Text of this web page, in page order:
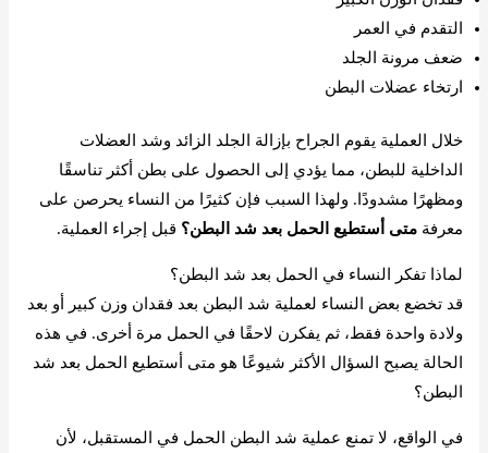
التقدم في العمر
ضعف مرونة الجلد
ارتخاء عضلات البطن
خلال العملية يقوم الجراح بإزالة الجلد الزائد وشد العضلات
الداخلية للبطن، مما يؤدي إلى الحصول على بطن أكثر تناسقًا
ومظهرًا مشدودًا. ولهذا السبب فإن كثيرًا من النساء يحرصن على
معرفةمتى أستطيع الحمل بعد شد البطن؟ قبل إجراء العملية.
لماذا تفكر النساء في الحمل بعد شد البطن؟
قد تخضع بعض النساء لعملية شد البطن بعد فقدان وزن كبير أو بعد
ولادة واحدة فقط، ثم يفكرن لاحقًا في الحمل مرة أخرى. في هذه
الحالة يصبح السؤال الأكثر شيوعًا هو متى أستطيع الحمل بعد شد
البطن؟
في الواقع، لا تمنع عملية شد البطن الحمل في المستقبل، لأن